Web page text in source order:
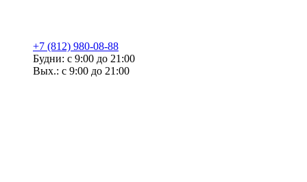
+7 (812) 980-08-88
Будни: с 9:00 до 21:00
Вых.: с 9:00 до 21:00